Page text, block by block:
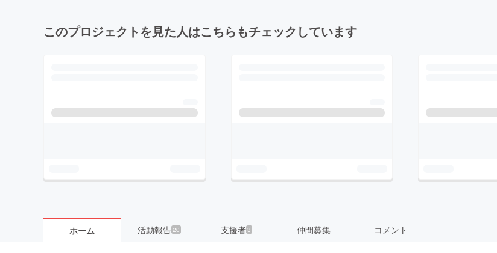
このプロジェクトを見た人はこちらもチェックしています
ホーム 活動報告20 支援者3 仲間募集 コメント